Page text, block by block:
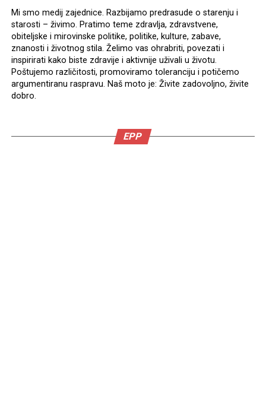
Mi smo medij zajednice. Razbijamo predrasude o starenju i
starosti – živimo. Pratimo teme zdravlja, zdravstvene,
obiteljske i mirovinske politike, politike, kulture, zabave,
znanosti i životnog stila. Želimo vas ohrabriti, povezati i
inspirirati kako biste zdravije i aktivnije uživali u životu.
Poštujemo različitosti, promoviramo toleranciju i potičemo
argumentiranu raspravu. Naš moto je: Živite zadovoljno, živite
dobro.
EPP